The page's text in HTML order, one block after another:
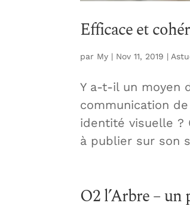
Efficace et
par My | Nov 11, 2019 |
Y a-t-il un moyen
communication
identité visuelle ?
à publier sur son
O2 l’Arbre –